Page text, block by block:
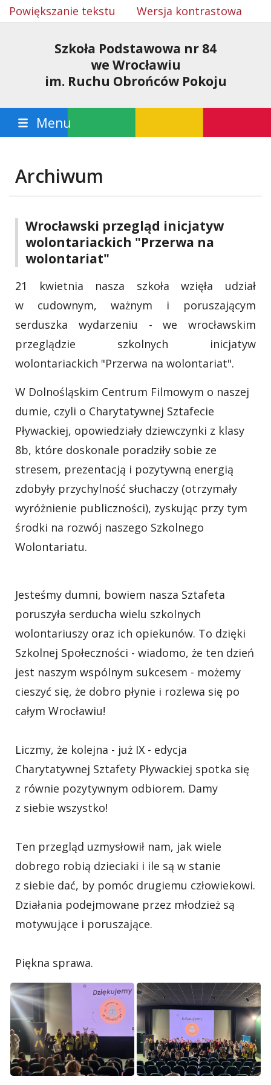
Powiększanie tekstu Wersja kontrastowa
Szkoła Podstawowa nr 84
we Wrocławiu
im. Ruchu Obrońców Pokoju
Menu
Archiwum
Wrocławski przegląd inicjatyw
wolontariackich "Przerwa na
wolontariat"
21 kwietnia nasza szkoła wzięła udział
w cudownym, ważnym i poruszającym
serduszka wydarzeniu - we wrocławskim
przeglądzie szkolnych inicjatyw
wolontariackich "Przerwa na wolontariat".
W Dolnośląskim Centrum Filmowym o naszej
dumie, czyli o Charytatywnej Sztafecie
Pływackiej, opowiedziały dziewczynki z klasy
8b, które doskonale poradziły sobie ze
stresem, prezentacją i pozytywną energią
zdobyły przychylność słuchaczy (otrzymały
wyróżnienie publiczności), zyskując przy tym
środki na rozwój naszego Szkolnego
Wolontariatu.
Jesteśmy dumni, bowiem nasza Sztafeta
poruszyła serducha wielu szkolnych
wolontariuszy oraz ich opiekunów. To dzięki
Szkolnej Społeczności - wiadomo, że ten dzień
jest naszym wspólnym sukcesem - możemy
cieszyć się, że dobro płynie i rozlewa się po
całym Wrocławiu!
Liczmy, że kolejna - już IX - edycja
Charytatywnej Sztafety Pływackiej spotka się
z równie pozytywnym odbiorem. Damy
z siebie wszystko!
Ten przegląd uzmysłowił nam, jak wiele
dobrego robią dzieciaki i ile są w stanie
z siebie dać, by pomóc drugiemu człowiekowi.
Działania podejmowane przez młodzież są
motywujące i poruszające.
Piękna sprawa.